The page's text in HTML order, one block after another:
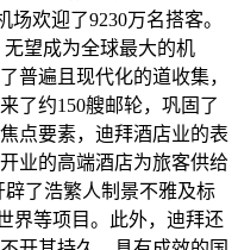
欢迎了9230万名搭客。
望成为全球最大的机
普遍且现代化的道收集，
了约150艘邮轮，巩固了
点要素，迪拜酒店业的表
业的高端酒店为旅客供给
了浩繁人制景不雅及标
界等项目。此外，迪拜还